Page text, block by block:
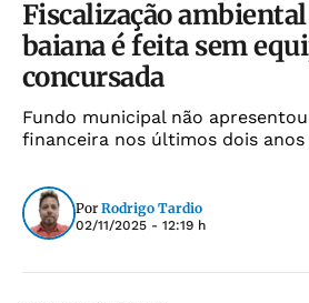
Fiscalização
baiana é feita sem
concursada
Fundo municipal não
financeira nos últimos dois anos
Por Rodrigo Tardio
02/11/2025 - 12:19 h